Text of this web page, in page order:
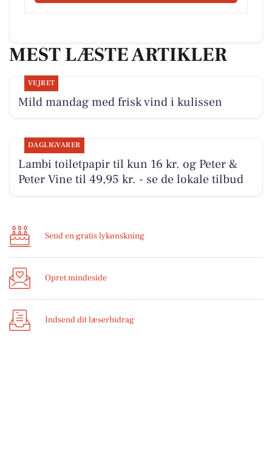
MEST LÆSTE ARTIKLER
VEJRET
Mild mandag med frisk vind i kulissen
DAGLIGVARER
Lambi toiletpapir til kun 16 kr. og Peter &
Peter Vine til 49,95 kr. - se de lokale tilbud
Send en gratis lykønskning
Opret mindeside
Indsend dit læserbidrag